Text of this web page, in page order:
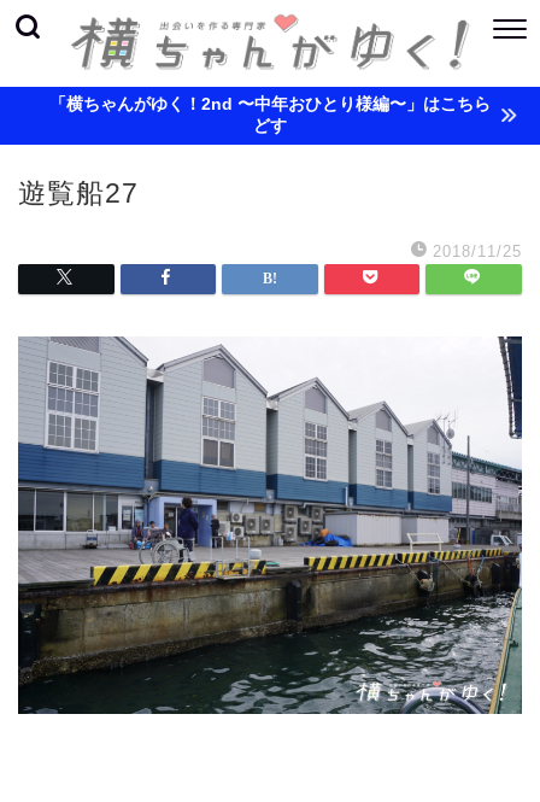
「横ちゃんがゆく！2nd 〜中年おひとり様編〜」はこちら
どす
遊覧船27
2018/11/25